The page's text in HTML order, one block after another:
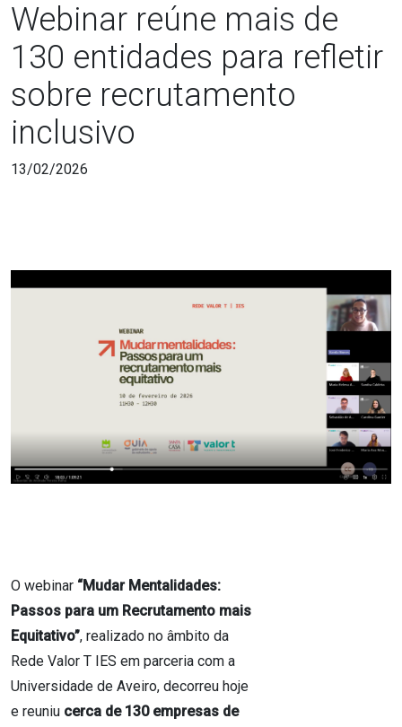
Webinar reúne mais de
130 entidades para refletir
sobre recrutamento
inclusivo
13/02/2026
O webinar “Mudar Mentalidades:
Passos para um Recrutamento mais
Equitativo”, realizado no âmbito da
Rede Valor T IES em parceria com a
Universidade de Aveiro, decorreu hoje
e reuniu cerca de 130 empresas de